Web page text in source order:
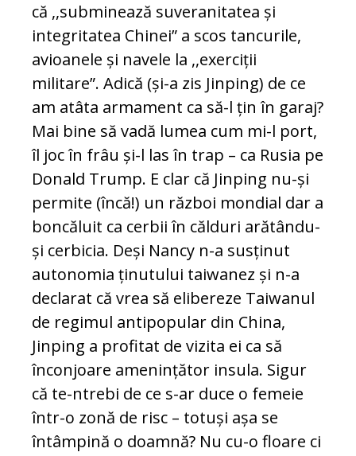
că ,,subminează suveranitatea și
integritatea Chinei” a scos tancurile,
avioanele și navele la ,,exerciții
militare”. Adică (și-a zis Jinping) de ce
am atâta armament ca să-l țin în garaj?
Mai bine să vadă lumea cum mi-l port,
îl joc în frâu și-l las în trap – ca Rusia pe
Donald Trump. E clar că Jinping nu-și
permite (încă!) un război mondial dar a
boncăluit ca cerbii în călduri arătându-
și cerbicia. Deși Nancy n-a susținut
autonomia ținutului taiwanez și n-a
declarat că vrea să elibereze Taiwanul
de regimul antipopular din China,
Jinping a profitat de vizita ei ca să
înconjoare amenințător insula. Sigur
că te-ntrebi de ce s-ar duce o femeie
într-o zonă de risc – totuși așa se
întâmpină o doamnă? Nu cu-o floare ci